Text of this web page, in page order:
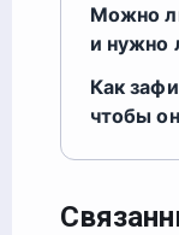
Можно
и нужно
Как
чтобы